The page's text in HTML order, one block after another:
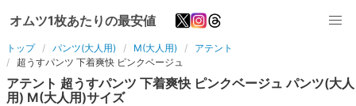
オムツ1枚あたりの最安値
トップ パンツ(大人用) M(大人用)
アテント
超うすパンツ 下着爽快 ピンクベージュ
アテント 超うすパンツ 下着爽快 ピンクベージュ パンツ(大人
用) M(大人用)サイズ